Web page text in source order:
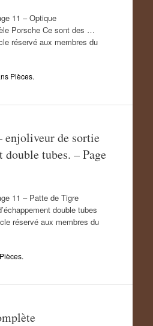
11 – Optique
Porsche Ce sont des …
réservé aux membres du
Pièces.
enjoliveur de sortie
double tubes. – Page
11 – Patte de Tigre
double tubes
réservé aux membres du
Pièces.